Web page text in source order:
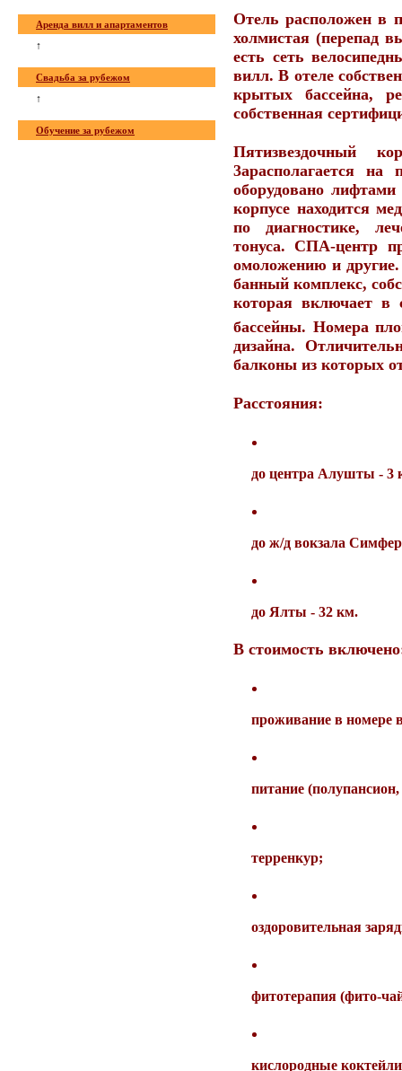
Отель расположен в
холмистая (перепад
есть сеть
вилл. В отеле
крытых бассейна,
собственная
Пятизвездочный
3aрасполагается
оборудовано
корпусе находится
по диагностике,
тонуса. СПА-центр
омоложению и другие.
банный комплекс,
которая включает в
бассейны. Номера
дизайна.
балконы из которых
Расстояния:
до центра Алушты - 3
до ж/д вокзала
до Ялты - 32 км.
В стоимость
проживание в номере
питание
терренкур;
оздоровительная
фитотерапия (фито-
кислородные
Аренда вилл и апартаментов
↑
Свадьба за рубежом
↑
Обучение за рубежом